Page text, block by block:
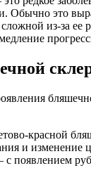
Обычно это
из-за ее
красной
и изменение
с появлением